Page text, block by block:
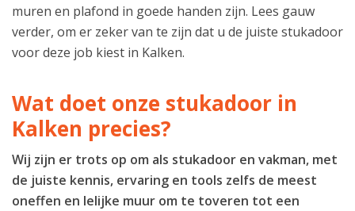
muren en plafond in goede handen zijn. Lees gauw
verder, om er zeker van te zijn dat u de juiste stukadoor
voor deze job kiest in Kalken.
Wat doet onze stukadoor in
Kalken precies?
Wij zijn er trots op om als stukadoor en vakman, met
de juiste kennis, ervaring en tools zelfs de meest
oneffen en lelijke muur om te toveren tot een